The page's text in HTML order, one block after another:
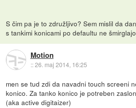
S čim pa je to združljivo? Sem mislil da
s tankimi konicami po defaultu ne
Motion
::26. maj 2014, 16:25
men se tud zdi da navadni touch screeni
konico. Za tanko konico je potreben
(aka active digitaizer)